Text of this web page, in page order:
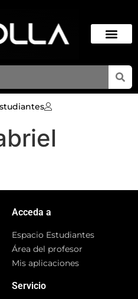
Acceda a
Espacio Estudiantes
Área del profesor
Mis aplicaciones
Servicio